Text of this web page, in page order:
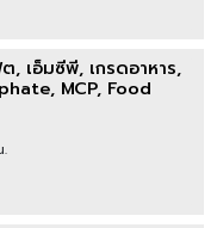
, เอ็มซีพี, เกรดอาหาร,
MCP, Food
.